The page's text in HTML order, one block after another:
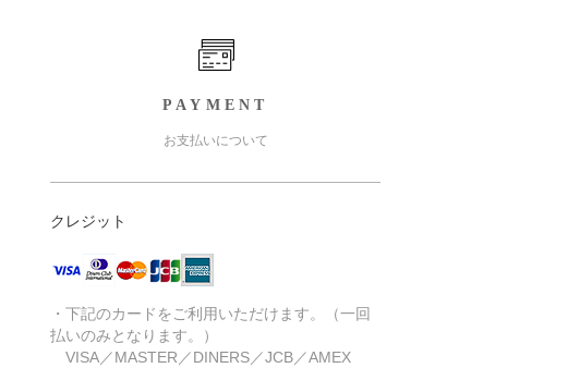
PAYMENT
お支払いについて
クレジット
・下記のカードをご利用いただけます。（一回
払いのみとなります。）
VISA／MASTER／DINERS／JCB／AMEX